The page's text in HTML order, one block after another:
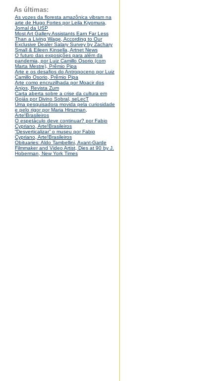
As últimas:
As vozes da floresta amazônica vibram na
arte de Hugo Fortes por Leila Kiyomura,
Jornal da USP
Most Art Gallery Assistants Earn Far Less
Than a Living Wage, According to Our
Exclusive Dealer Salary Survey by Zachary
Small & Eileen Kinsella, Artnet News
O futuro das exposições para além da
pandemia, por Luiz Camillo Osorio (com
Marta Mestre), Prêmio Pipa
Arte e os desafios do Antropoceno por Luiz
Camillo Osorio, Prêmio Pipa
Arte como encruzilhada por Moacir dos
Anjos, Revista Zum
Carta aberta sobre a crise da cultura em
Goiás por Divino Sobral, seLecT
Uma pesquisadora movida pela curiosidade
e pelo rigor por Maria Hirszman,
Arte!Brasileiros
O espetáculo deve continuar? por Fabio
Cypriano, Arte!Brasileiros
“Desverticalizar” o museu por Fabio
Cypriano, Arte!Brasileiros
Obituaries: Aldo Tambellini, Avant-Garde
Filmmaker and Video Artist, Dies at 90 by J.
Hoberman, New York Times